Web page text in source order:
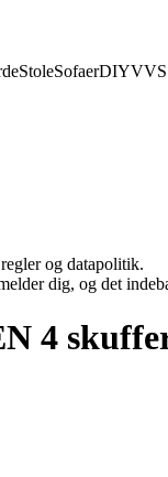
StoleSofaerDIYVVS
og datapolitik.
dig, og det
4